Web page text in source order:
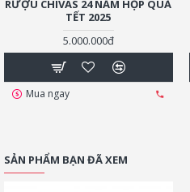
RƯỢU CHIVAS 24 NĂM HỘP QUÀ
TẾT 2025
5.000.000đ
Mua ngay
SẢN PHẨM BẠN ĐÃ XEM